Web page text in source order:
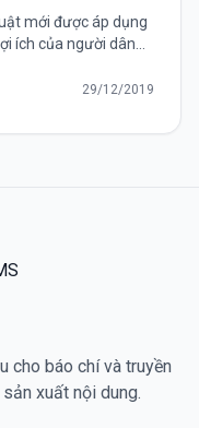
mới được áp dụng
ích của người dân
29/12/2019
cho báo chí và truyền
xuất nội dung.